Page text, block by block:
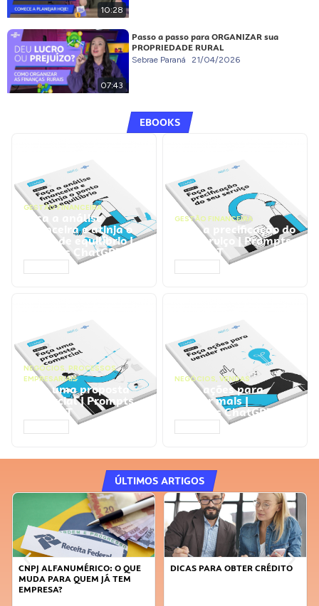
10:28
07:43
Passo a passo para ORGANIZAR sua
PROPRIEDADE RURAL
Sebrae Paraná 21/04/2026
EBOOKS
GESTÃO FINANCEIRA
Faça a análise
financeira e atinja o
ponto de equilíbrio |
Prompts ChatGPT
GESTÃO FINANCEIRA
Faça a precificação do
seu serviço | Prompts
ChatGPT
NEGÓCIOS, PROCESSOS
EMPRESARIAIS
Faça uma proposta
comercial | Prompts
ChatGPT
NEGÓCIOS, VENDAS
Faça ações para
vender mais |
Prompts ChatGPT
ÚLTIMOS ARTIGOS
DICAS PARA OBTER CRÉDITO
FAÇA A DIFERENÇA: SEJA